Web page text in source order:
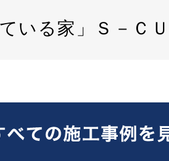
ている家」Ｓ－Ｃ